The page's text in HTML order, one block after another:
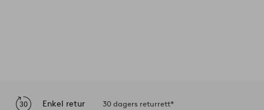
Enkel retur 30 dagers returrett*